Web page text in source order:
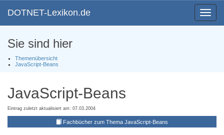
Toggle
DOTNET-Lexikon.de
Sie sind hier
Themenübersicht
JavaScript-Beans
JavaScript-Beans
Eintrag zuletzt aktualisiert am: 07.03.2004
Fachbücher zum Thema JavaScript-Beans